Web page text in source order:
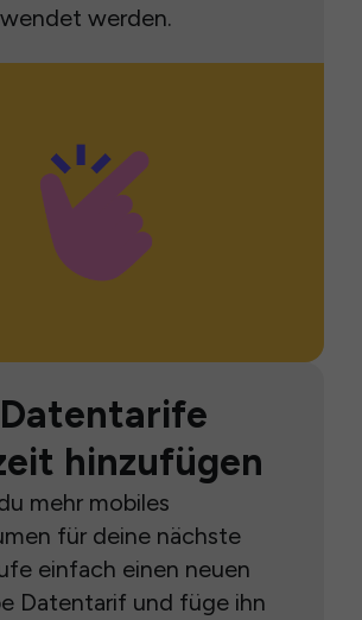
werden.
hinzufügen
mehr mobiles
für deine nächste
einfach einen neuen
Datentarif und füge ihn